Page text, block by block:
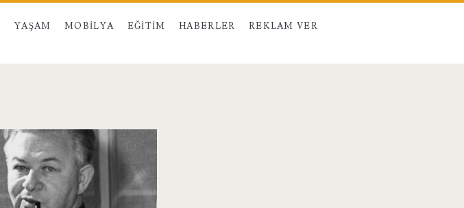
YAŞAM MOBILYA EĞITIM HABERLER REKLAM VER